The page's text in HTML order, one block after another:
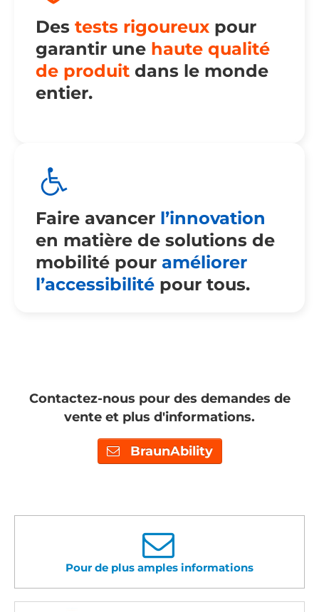
Des tests rigoureux pour
garantir une haute qualité
de produit dans le monde
entier.
Faire avancer l’innovation
en matière de solutions de
mobilité pour améliorer
l’accessibilité pour tous.
Contactez-nous pour des demandes de
vente et plus d'informations.
BraunAbility
Pour de plus amples informations